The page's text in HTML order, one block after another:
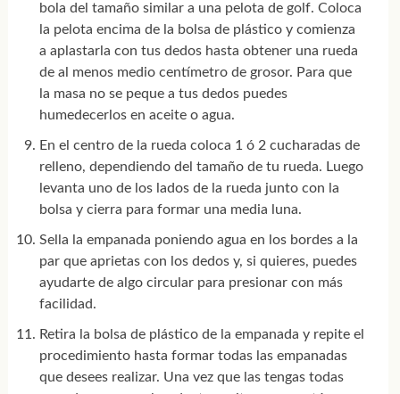
bola del tamaño similar a una pelota de golf. Coloca
la pelota encima de la bolsa de plástico y comienza
a aplastarla con tus dedos hasta obtener una rueda
de al menos medio centímetro de grosor. Para que
la masa no se peque a tus dedos puedes
humedecerlos en aceite o agua.
En el centro de la rueda coloca 1 ó 2 cucharadas de
relleno, dependiendo del tamaño de tu rueda. Luego
levanta uno de los lados de la rueda junto con la
bolsa y cierra para formar una media luna.
Sella la empanada poniendo agua en los bordes a la
par que aprietas con los dedos y, si quieres, puedes
ayudarte de algo circular para presionar con más
facilidad.
Retira la bolsa de plástico de la empanada y repite el
procedimiento hasta formar todas las empanadas
que desees realizar. Una vez que las tengas todas